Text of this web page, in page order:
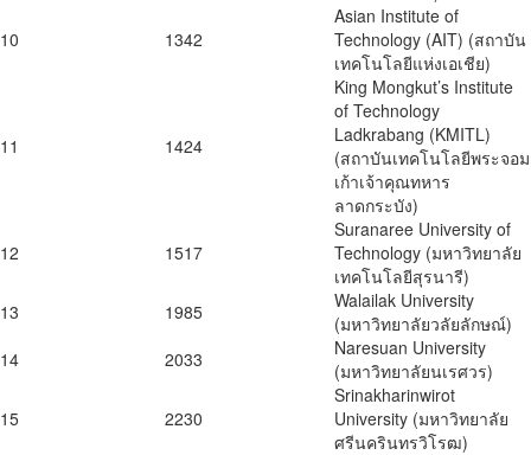
10
1342
Asian Institute of
Technology (AIT) (สถาบัน
เทคโนโลยีแห่งเอเชีย)
11 1424
King Mongkut’s Institute
of Technology
Ladkrabang (KMITL)
(สถาบันเทคโนโลยีพระจอม
เก้าเจ้าคุณทหาร
ลาดกระบัง)
12
1517
Suranaree University of
Technology (มหาวิทยาลัย
เทคโนโลยีสุรนารี)
13
1985
Walailak University
(มหาวิทยาลัยวลัยลักษณ์)
14
2033
Naresuan University
(มหาวิทยาลัยนเรศวร)
15
2230
Srinakharinwirot
University (มหาวิทยาลัย
ศรีนครินทรวิโรฒ)